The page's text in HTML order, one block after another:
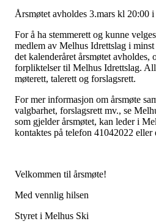
Årsmøtet avholdes 3.mars kl 20:00
For å ha stemmerett og kunne
medlem av Melhus Idrettslag i
det kalenderåret årsmøtet
forpliktelser til Melhus Idrettslag.
møterett, talerett og forslagsrett.
For mer informasjon om årsmøte
valgbarhet, forslagsrett mv., se
som gjelder årsmøtet, kan leder i
kontaktes på telefon 41042022 eller
Velkommen til årsmøte!
Med vennlig hilsen
Styret i Melhus Ski